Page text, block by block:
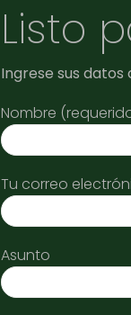
Listo
Ingrese sus
Nombre
Tu correo
Asunto